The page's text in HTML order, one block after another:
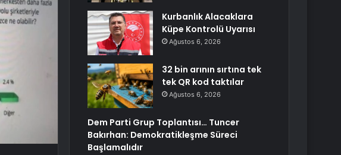
Kurbanlık Alacaklara
Küpe Kontrolü Uyarısı
Ağustos 6, 2026
32 bin arının sırtına tek
tek QR kod taktılar
Ağustos 6, 2026
Dem Parti Grup Toplantısı… Tuncer
Bakırhan: Demokratikleşme Süreci
Başlamalıdır